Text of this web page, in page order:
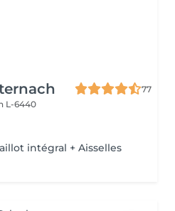
77
L-6440
intégral + Aisselles